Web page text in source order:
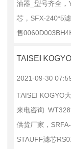
油器_型号齐全
芯，SFX-240*5
售
TAISEI
2021-09-30
TAISEI KOGYO
来电咨询 WT328
供货厂家，
STAUFF滤芯